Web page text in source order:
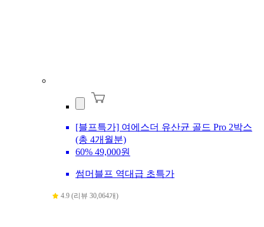
[블프특가] 여에스더 유산균 골드 Pro 2박스
(총 4개월분)
60% 49,000원
썸머블프 역대급 초특가
4.9 (리뷰 30,064개)